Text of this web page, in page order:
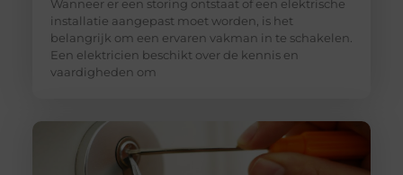
Wanneer er een storing ontstaat of een elektrische
installatie aangepast moet worden, is het
belangrijk om een ervaren vakman in te schakelen.
Een elektricien beschikt over de kennis en
vaardigheden om